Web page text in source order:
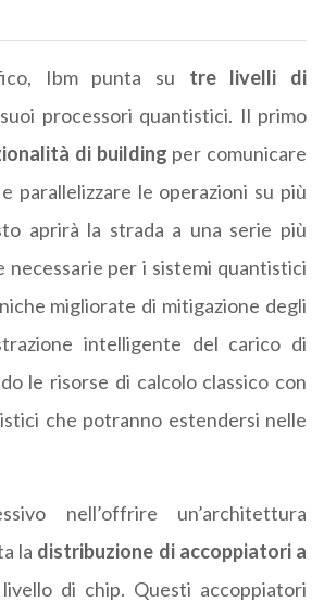
Ibm punta su tre livelli di
processori quantistici. Il primo
di building per comunicare
parallelizzare le operazioni su più
aprirà la strada a una serie più
necessarie per i sistemi quantistici
migliorate di mitigazione degli
intelligente del carico di
le risorse di calcolo classico con
che potranno estendersi nelle
nell’offrire un’architettura
la distribuzione di accoppiatori a
di chip. Questi accoppiatori